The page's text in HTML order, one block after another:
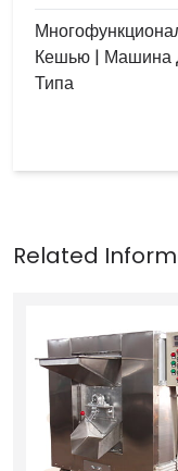
Кешью | Машина
Типа